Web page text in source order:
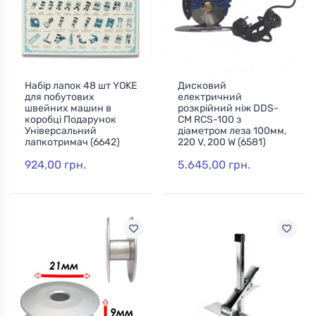
Набір лапок 48 шт YOKE
для побутових
швейних машин в
коробці Подарунок
Універсальний
лапкотримач (6642)
924,00 грн.
Дисковий
електричний
розкрійний ніж DDS-
CM RCS-100 з
діаметром леза 100мм,
220 V, 200 W (6581)
5.645,00 грн.